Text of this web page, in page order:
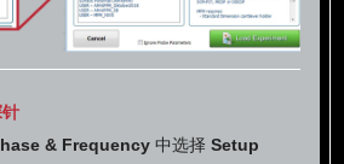
& Frequency 中选择 Setup